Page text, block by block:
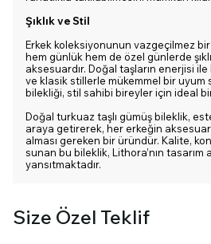
Şıklık ve Stil
Erkek koleksiyonunun vazgeçilmez
hem günlük hem de özel günlerde
aksesuardır. Doğal taşların enerjisi
ve klasik stillerle mükemmel bir uyum
bilekliği, stil sahibi bireyler için ideal
Doğal turkuaz taşlı gümüş bileklik,
araya getirerek, her erkeğin
alması gereken bir üründür. Kalite,
sunan bu bileklik, Lithora’nın tasarım
yansıtmaktadır.
Size Özel Teklif